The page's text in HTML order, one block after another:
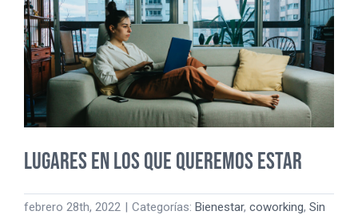
Lugares en los que queremos estar
febrero 28th, 2022 | Categorías: Bienestar, coworking, Sin